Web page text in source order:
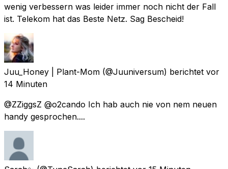
wenig verbessern was leider immer noch nicht der Fall
ist. Telekom hat das Beste Netz. Sag Bescheid!
Juu_Honey | Plant-Mom (@Juuniversum) berichtet vor
14 Minuten
@ZZiggsZ @o2cando Ich hab auch nie von nem neuen
handy gesprochen....